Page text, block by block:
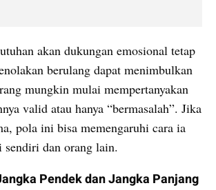
akan dukungan emosional tetap
berulang dapat menimbulkan
mungkin mulai mempertanyakan
valid atau hanya “bermasalah”. Jika
pola ini bisa memengaruhi cara ia
sendiri dan orang lain.
Pendek dan Jangka Panjang